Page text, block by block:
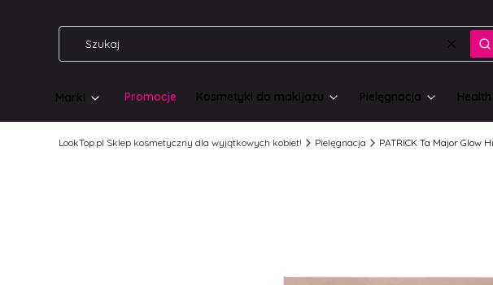
Wyczyść
Marki Promocje Kosmetyki do makijażu Pielęgnacja
LookTop.pl Sklep kosmetyczny dla wyjątkowych kobiet! Pielęgnacja PATRICK Ta Major Glow